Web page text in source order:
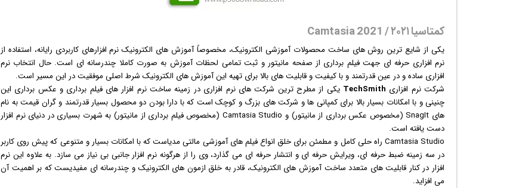
کمتاسیا ۲۰۲۱ / Camtasia 2021
یکی از شایع ترین روش های ساخت محصولات آموزشی الکترونیک، مخصوصاً آموزش های الکترونیکنرم افزارهای کاربردی رایانه، استفاده از
نرم افزاری حرفه ای جهتفیلم برداری از صفحه مانیتور و ثبت تمامی لحظات آموزش به صورت کاملا چندرسانه ای است. حال انتخاب نرم
افزاری ساده و در عین قدرتمند و با کیفیت و قابلیت های بالا برای تهیه این آموزش های الکترونیک شرط اصلی موفقیت در این مسیر است.
شرکت نرم افزاری TechSmith یکی از مطرح ترین شرکت های نرم افزاری در زمینه ساخت نرم افزار های فیلم برداری و عکس برداری این
چنینی و با امکانات بسیار بالا برای کمپانی ها و شرکت های بزرگ و کوچک است که با دارا بودن دو محصول بسیار قدرتمند و گران قیمت به نام
های SnagIt (مخصوص عکس برداری از مانیتور) و Camtasia Studio (مخصوص فیلم برداری از مانیتور) به شهرت بسیاری در دنیای نرم افزار
دست یافته است.
Camtasia Studio راه حلی کامل و مطمئن برای خلق انواع فیلم های آموزشی
مالتی مدیاست که با امکانات بسیار و متنوعی که پیش روی کاربر
در سه زمینه ضبط حرفه ای، ویرایش حرفه ای و انتشار حرفه ای می گذارد، وی را از هرگونه نرم افزار جانبی بی نیاز می سازد. به علاوه این نرم
افزار در کنار قابلیت های متعدد ساخت آموزش های الکترونیک، قادر به خلق ازمون های الکترونیک و چندرسانه ای مفیدیست که بر اهمیت آن
می افزاید.